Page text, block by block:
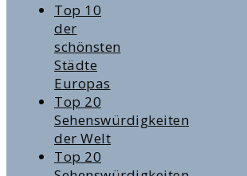
Top 10
der
schönsten
Städte
Europas
Top 20
Sehenswürdigkeiten
der Welt
Top 20